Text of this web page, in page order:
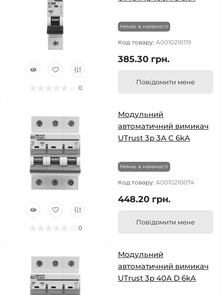
0
Немає в наявності
Код товару: A0010210119
385.30 грн.
Повідомити мене
0
Модульний
автоматичний вимикач
UTrust 3р 3А С 6kА
Немає в наявності
Код товару: A0010210074
448.20 грн.
Повідомити мене
Модульний
автоматичний вимикач
UTrust 3р 40А D 6kА